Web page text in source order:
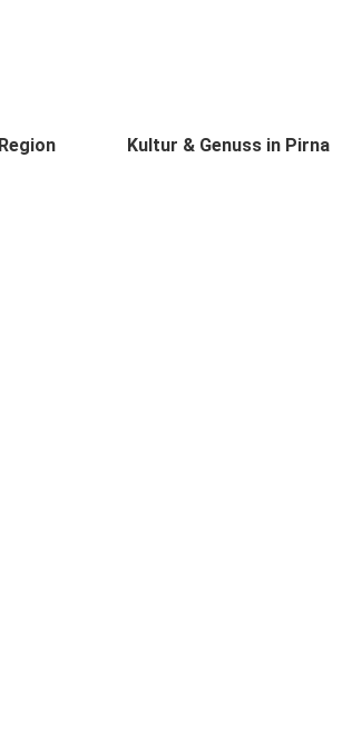
Kultur & Genuss in Pirna